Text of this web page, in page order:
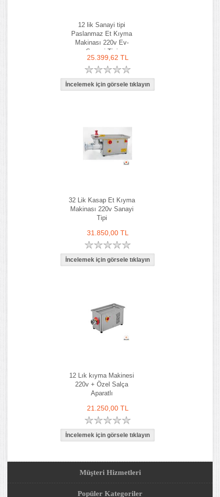
12 lik Sanayi tipi
Paslanmaz Et Kıyma
Makinası 220v Ev-
Sanayi Tipi
25.399,62 TL
32 Lik Kasap Et Kıyma
Makinası 220v Sanayi
Tipi
31.850,00 TL
12 Lık kıyma Makinesi
220v + Özel Salça
Aparatlı
21.250,00 TL
Müşteri Hizmetleri
Popüler Kategoriler